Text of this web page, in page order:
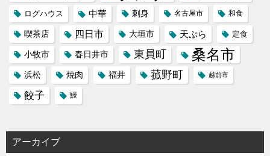
ログハウス 中華 刺身 名古屋市 和食
喫茶店 四日市 大垣市 天ぷら 定食
小牧市 春日井市 東員町 桑名市
浜松 焼肉 福井 菰野町 越前市
餃子 鰻
アーカイブ